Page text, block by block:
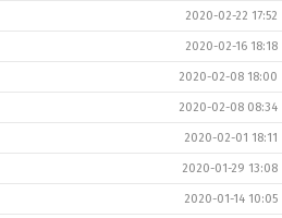
2020-02-22 17:52
2020-02-16 18:18
2020-02-08 18:00
2020-02-08 08:34
2020-02-01 18:11
2020-01-29 13:08
2020-01-14 10:05